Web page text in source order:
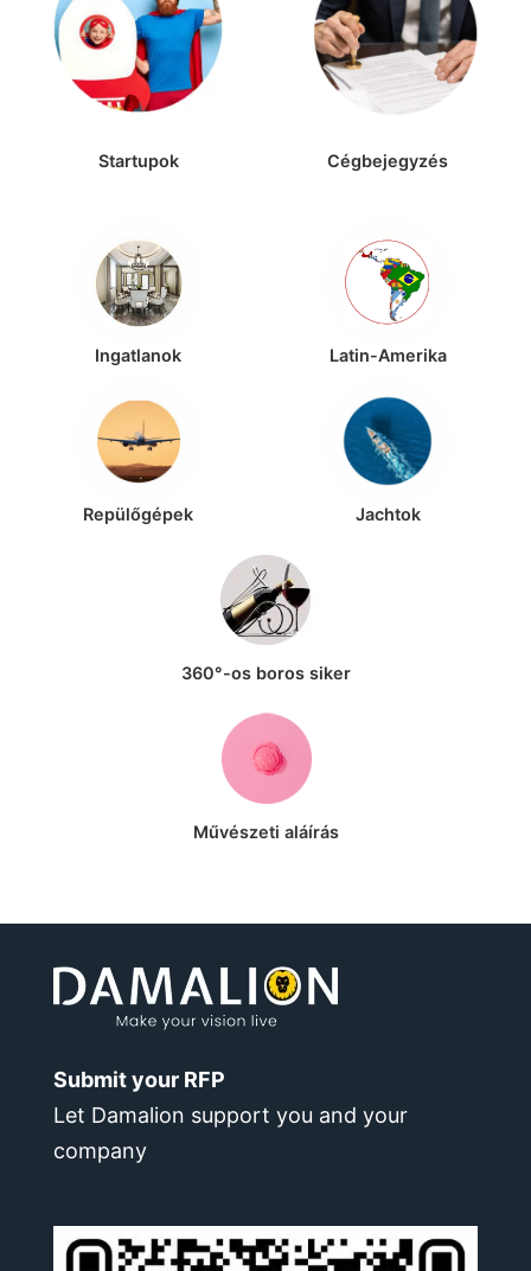
Startupok Cégbejegyzés
Ingatlanok Latin-Amerika
Repülőgépek Jachtok
360°-os boros siker
Művészeti aláírás
Submit your RFP
Let Damalion support you and your
company